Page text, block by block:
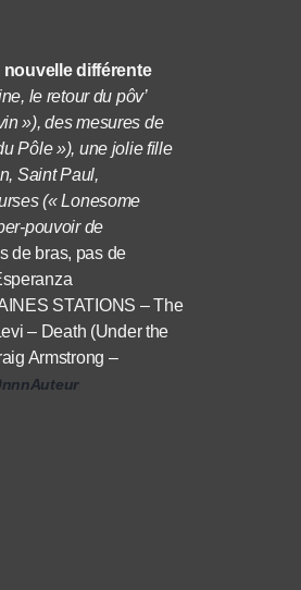
nouvelle différente
le retour du pôv’
»), des mesures de
Pôle »), une jolie fille
Saint Paul,
(« Lonesome
pouvoir de
de bras, pas de
STATIONS – The
– Death (Under the
Armstrong –